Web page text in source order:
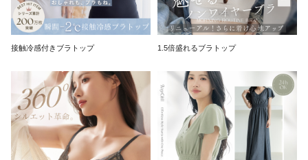
接触冷感付きブラトップ 1.5倍盛れるブラトップ